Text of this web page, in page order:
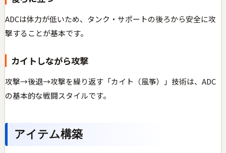
ADCは体力が低いため、タンク・サポートの後ろから安全に攻
撃することが基本です。
カイトしながら攻撃
攻撃→後退→攻撃を繰り返す「カイト（風筝）」技術は、ADC
の基本的な戦闘スタイルです。
アイテム構築